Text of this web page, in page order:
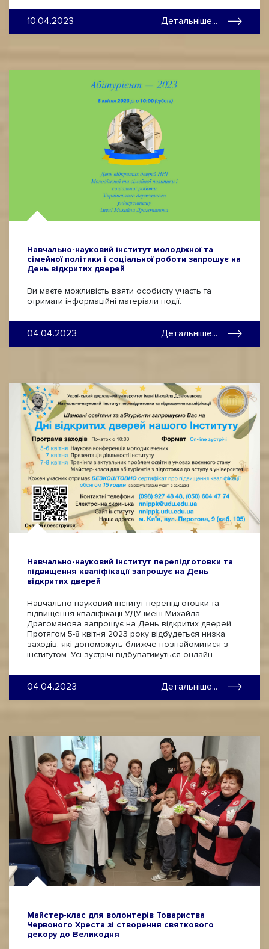
10.04.2023 Детальніше...
Навчально-науковий інститут молодіжної та
сімейної політики і соціальної роботи запрошує на
День відкритих дверей
Ви маєте можливість взяти особисту участь та
отримати інформаційні матеріали події.
04.04.2023 Детальніше...
Навчально-науковий інститут перепідготовки та
підвищення кваліфікації запрошує на День
відкритих дверей
Навчально-науковий інститут перепідготовки та
підвищення кваліфікації УДУ імені Михайла
Драгоманова запрошує на День відкритих дверей.
Протягом 5-8 квітня 2023 року відбудеться низка
заходів, які допоможуть ближче познайомитися з
інститутом. Усі зустрічі відбуватимуться онлайн.
04.04.2023 Детальніше...
Майстер-клас для волонтерів Товариства
Червоного Хреста зі створення святкового
декору до Великодня